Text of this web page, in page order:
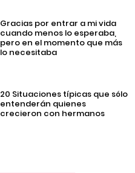
Gracias por entrar a mi vida
cuando menos lo esperaba,
pero en el momento que más
lo necesitaba
20 Situaciones típicas que sólo
entenderán quienes
crecieron con hermanos